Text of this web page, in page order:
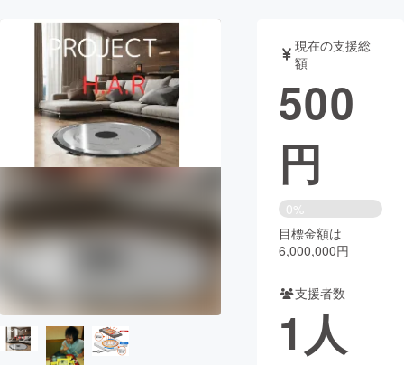
アート・写真 音楽
テクノロジー・ガジェット ゲーム・サ
映像・映画
ビジネス・起業
まちづくり・地域活性化
CAMPFIRE Creation
CAMPFIREふるさと納税
コミュニティ
現在の支援総
額
500
円
0%
目標金額は
6,000,000円
支援者数
1人